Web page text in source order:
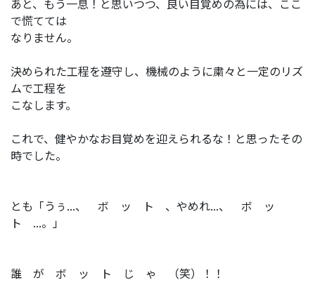
で慌てては
なりません。
決められた工程を遵守し、機械のように粛々と一定のリズ
ムで工程を
こなします。
これで、健やかなお目覚めを迎えられるな！と思ったその
時でした。
とも「うぅ...、 ボ ッ ト 、やめれ...、 ボ ッ
ト ...。」
誰 が ボ ッ ト じ ゃ （笑）！！